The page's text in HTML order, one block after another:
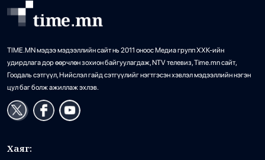
TIME.MN мэдээ мэдээллийн сайт нь 2011 оноос Медиа групп ХХК-ийн
удирдлага дор өөрчлөн зохион байгуулагдаж, NTV телевиз, Time.mn сайт,
Гоодаль сэтгүүл, Нийслэл гайд сэтгүүлийг нэгтгэсэн хэвлэл мэдээллийн нэгэн
цул баг болж ажиллаж эхлэв.
Хаяг: